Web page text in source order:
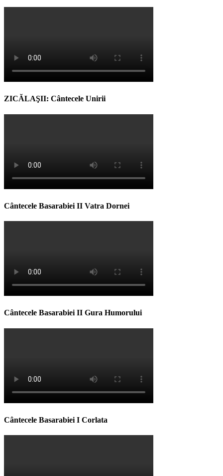
ZICĂLAŞII: Cântecele Unirii
Cântecele Basarabiei II Vatra Dornei
Cântecele Basarabiei II Gura Humorului
Cântecele Basarabiei I Corlata